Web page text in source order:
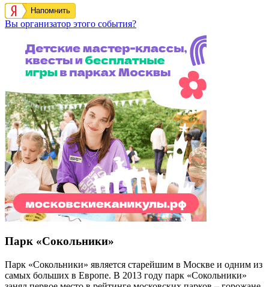
Напомнить
Вы организатор этого события?
Парк «Сокольники»
Парк «Сокольники» является старейшим в Москве и одним из
самых больших в Европе. В 2013 году парк «Сокольники»